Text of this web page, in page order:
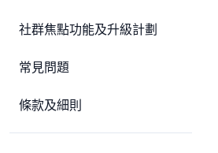
社群焦點功能及升級計劃
常見問題
條款及細則